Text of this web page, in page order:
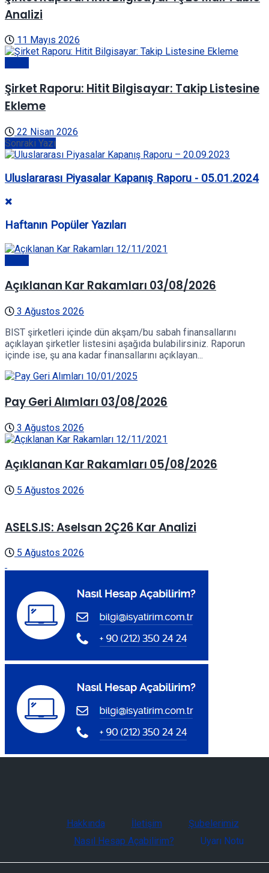
Analizi
11 Mayıs 2026
Şirket Raporu: Hitit Bilgisayar: Takip Listesine
Ekleme
22 Nisan 2026
Sonraki Yazı
Uluslararası Piyasalar Kapanış Raporu - 05.01.2024
Haftanın Popüler Yazıları
Açıklanan Kar Rakamları 03/08/2026
3 Ağustos 2026
BIST şirketleri içinde dün akşam/bu sabah finansallarını
açıklayan şirketler listesini aşağıda bulabilirsiniz. Raporun
içinde ise, şu ana kadar finansallarını açıklayan...
Pay Geri Alımları 03/08/2026
3 Ağustos 2026
Açıklanan Kar Rakamları 05/08/2026
5 Ağustos 2026
ASELS.IS: Aselsan 2Ç26 Kar Analizi
5 Ağustos 2026
Hakkında İletişim
Şubelerimiz
Nasıl Hesap Açabilirim?
Uyarı Notu